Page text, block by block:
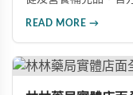
READ MORE →